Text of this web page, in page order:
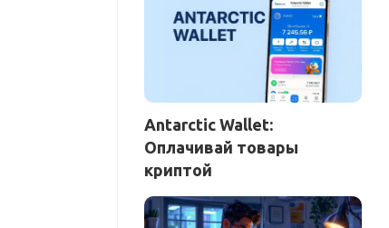
Antarctic Wallet:
Оплачивай товары
криптой